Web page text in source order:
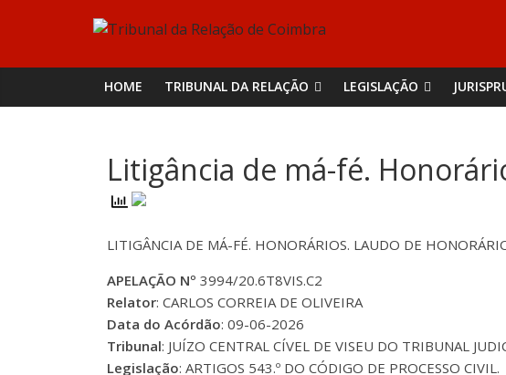
Tribunal
da
Relação
de
Coimbra
HOME TRIBUNAL DA RELAÇÃO LEGISLAÇÃO
Litigância de má-fé.
LITIGÂNCIA DE MÁ-FÉ. HONORÁRIOS. LAUDO DE
APELAÇÃO Nº 3994/20.6T8VIS.C2
Relator: CARLOS CORREIA DE OLIVEIRA
Data do Acórdão: 09-06-2026
Tribunal: JUÍZO CENTRAL CÍVEL DE VISEU DO TRIBUNAL
Legislação: ARTIGOS 543.º DO CÓDIGO DE PROCESSO CIVIL.